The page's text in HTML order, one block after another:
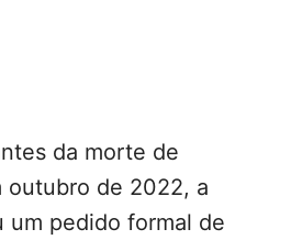
da morte de
outubro de 2022, a
um pedido formal de